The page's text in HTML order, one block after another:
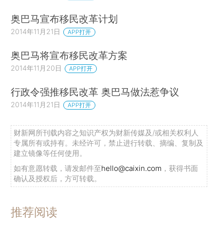
奥巴马宣布移民改革计划
2014年11月21日 APP打开
奥巴马将宣布移民改革方案
2014年11月20日 APP打开
行政令强推移民改革 奥巴马做法惹争议
2014年11月21日 APP打开
财新网所刊载内容之知识产权为财新传媒及/或相关权利人
专属所有或持有。未经许可，禁止进行转载、摘编、复制及
建立镜像等任何使用。
如有意愿转载，请发邮件至hello@caixin.com ，获得书面
确认及授权后，方可转载。
推荐阅读